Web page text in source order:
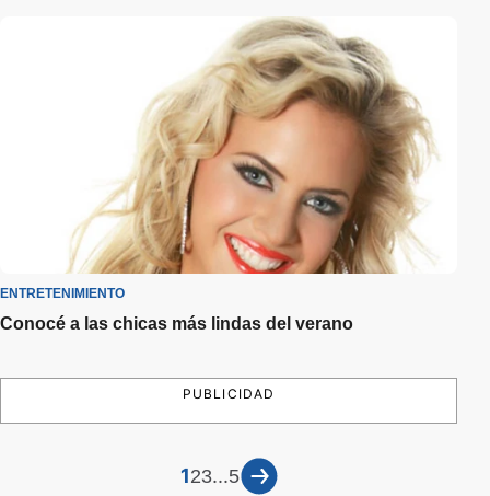
ENTRETENIMIENTO
Conocé a las chicas más lindas del verano
PUBLICIDAD
123...5